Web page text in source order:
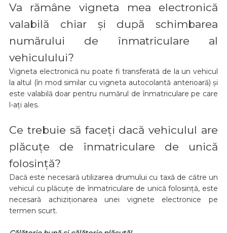
Va rămâne vigneta mea electronică
valabilă chiar și după schimbarea
numărului de înmatriculare al
vehiculului?
Vigneta electronică nu poate fi transferată de la un vehicul
la altul (în mod similar cu vigneta autocolantă anterioară) și
este valabilă doar pentru numărul de înmatriculare pe care
l-ați ales.
Ce trebuie să faceți dacă vehiculul are
plăcuțe de înmatriculare de unică
folosință?
Dacă este necesară utilizarea drumului cu taxă de către un
vehicul cu plăcuțe de înmatriculare de unică folosință, este
necesară achiziționarea unei vignete electronice pe
termen scurt.